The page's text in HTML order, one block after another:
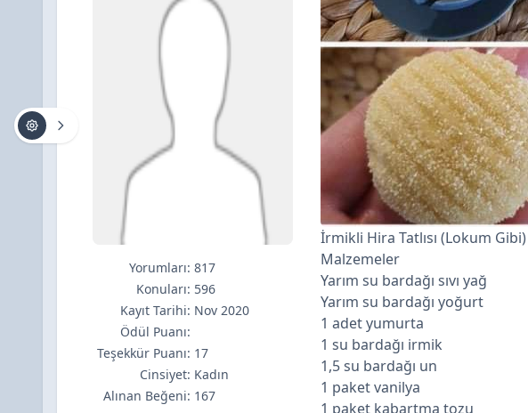
Yorumları: 817
Konuları: 596
Kayıt Tarihi: Nov 2020
Ödül Puanı:
Teşekkür Puanı: 17
Cinsiyet: Kadın
Alınan Beğeni: 167
İrmikli Hira Tatlısı (Lokum Gibi)
Malzemeler
Yarım su bardağı sıvı yağ
Yarım su bardağı yoğurt
1 adet yumurta
1 su bardağı irmik
1,5 su bardağı un
1 paket vanilya
1 paket kabartma tozu